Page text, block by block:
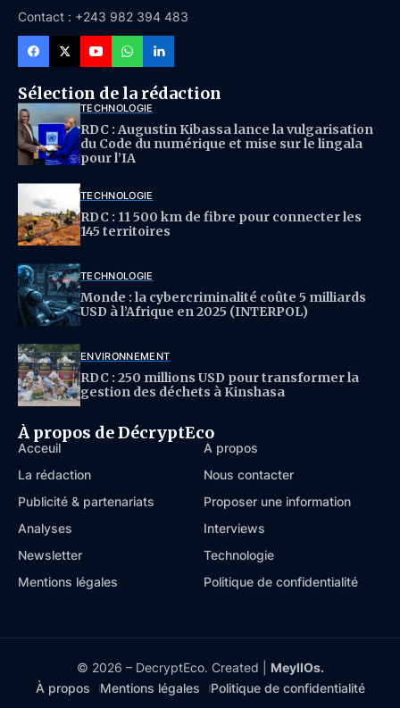
Contact : +243 982 394 483
Sélection de la rédaction
TECHNOLOGIE
RDC : Augustin Kibassa lance la vulgarisation
du Code du numérique et mise sur le lingala
pour l’IA
TECHNOLOGIE
RDC : 11 500 km de fibre pour connecter les
145 territoires
TECHNOLOGIE
Monde : la cybercriminalité coûte 5 milliards
USD à l’Afrique en 2025 (INTERPOL)
ENVIRONNEMENT
RDC : 250 millions USD pour transformer la
gestion des déchets à Kinshasa
À propos de DécryptEco
Acceuil
À propos
La rédaction
Nous contacter
Publicité & partenariats
Proposer une information
Analyses
Interviews
Newsletter
Technologie
Mentions légales
Politique de confidentialité
© 2026 – DecryptEco. Created | MeyllOs.
À propos
Mentions légales Politique de confidentialité